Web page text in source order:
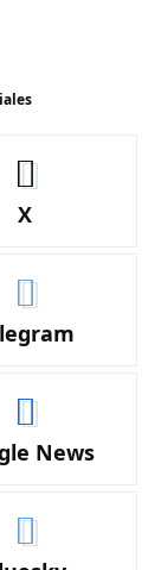
X
News